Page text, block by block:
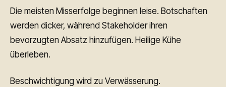
Die meisten Misserfolge beginnen leise. Botschaften
werden dicker, während Stakeholder ihren
bevorzugten Absatz hinzufügen. Heilige Kühe
überleben.
Beschwichtigung wird zu Verwässerung.